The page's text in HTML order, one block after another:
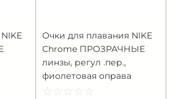
Очки для плавания NIKE
Chrome ПРОЗРАЧНЫЕ
линзы, регул .пер.,
фиолетовая оправа
☆ ☆ ☆ ☆ ☆
★ ★ ★ ★ ★